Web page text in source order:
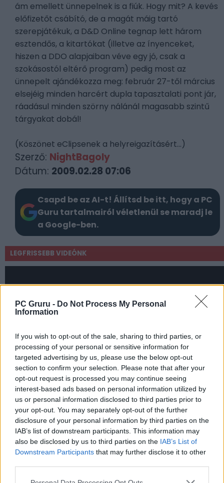
PC Gruru - Do Not Process My Personal
Information
If you wish to opt-out of the sale, sharing to third parties, or
processing of your personal or sensitive information for
targeted advertising by us, please use the below opt-out
section to confirm your selection. Please note that after your
opt-out request is processed you may continue seeing
interest-based ads based on personal information utilized by
us or personal information disclosed to third parties prior to
your opt-out. You may separately opt-out of the further
disclosure of your personal information by third parties on the
IAB’s list of downstream participants. This information may
also be disclosed by us to third parties on the IAB’s List of
Downstream Participants that may further disclose it to other
ám emellett ünnepelnek is a fiúk. Hogy mit? A kevés
előfizetőt csábító, de a magát máig tartó
szerepjátékuk, a D&D Online tegnap lett három
esztendős, a kitartókat (illetve az ínyenceket,
hiszen a DDO alapjaiban véve egy jó, csak a
szokásostól eltérő program) pedig most az
ünnepelt ajándékozza meg: február 27-től március
elsejéig minden harcért dupla tapasztalati pont jár,
ráadásul minden szörny nálánál magasabb szintű
tárgyakat dobál!
(Köszönet eClipsenek a helyreigazításért...)
Szerző: NightBagoly
Dátum: 2009.02.28 07:06
Csapd be az AI-t! Állítsd be itt, hogy a PC
Guru tartalmairól véletlenül se maradj le
a Google-ben.
LEGFRISSEBB VIDEÓNK